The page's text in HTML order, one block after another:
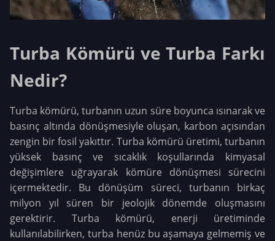
Turba Kömürü ve Turba Farkı
Nedir?
Turba kömürü, turbanın uzun süre boyunca ısınarak ve
basınç altında dönüşmesiyle oluşan, karbon açısından
zengin bir fosil yakıttır. Turba kömürü üretimi, turbanın
yüksek basınç ve sıcaklık koşullarında kimyasal
değişimlere uğrayarak kömüre dönüşmesi sürecini
içermektedir. Bu dönüşüm süreci, turbanın birkaç
milyon yıl süren bir jeolojik dönemde oluşmasını
gerektirir. Turba kömürü, enerji üretiminde
kullanılabilirken, turba henüz bu aşamaya gelmemiş ve